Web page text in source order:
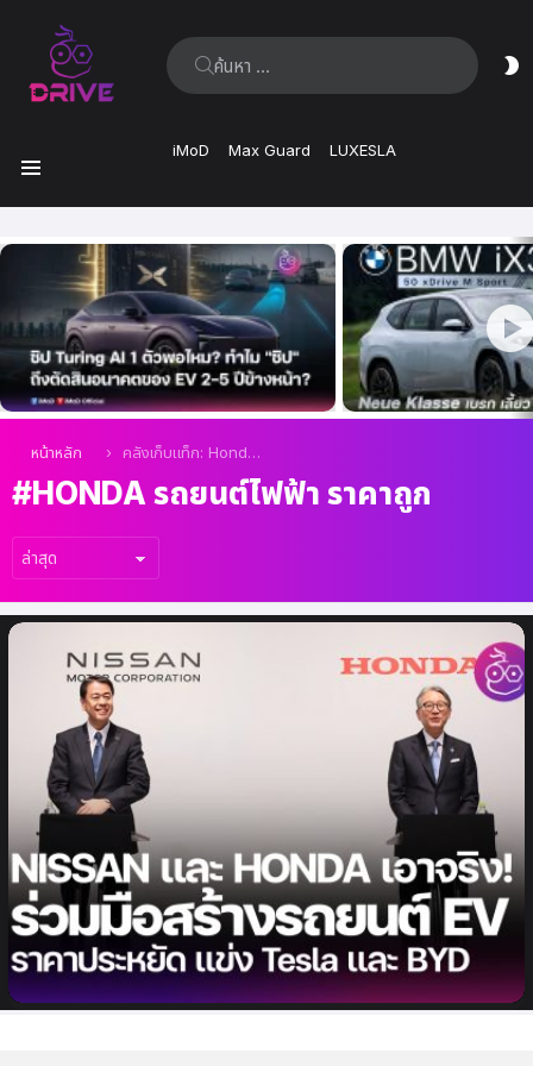
ค้นหา:
iMoD Max Guard LUXESLA
ล่าสุด
คุณอยู่ที่นี่:
หน้าหลัก คลังเก็บแท็ก: Honda รถยนต์ไฟฟ้า ราคาถูก
HONDA รถยนต์ไฟฟ้า ราคาถูก
เรื่อง
Nissan และ Honda เอาจริง! ยืนยันร่วมมือด้าน
รถยนต์ไฟฟ้า (EV) เพื่อแข่งขันกับ Tesla และ
BYD